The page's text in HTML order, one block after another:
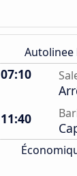
Autolinee
07:10
11:40